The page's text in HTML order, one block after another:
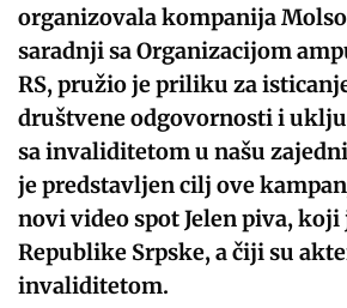
organizovala kompanija
saradnji sa Organizacijom
RS, pružio je priliku za
društvene odgovornosti i
sa invaliditetom u našu
je predstavljen cilj ove
novi video spot Jelen piva,
Republike Srpske, a čiji su
invaliditetom.